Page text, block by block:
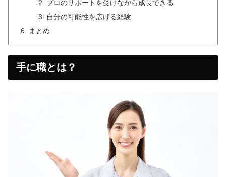
プロのサポートを受けながら成長できる
自分の可能性を広げる経験
まとめ
手に職とは？